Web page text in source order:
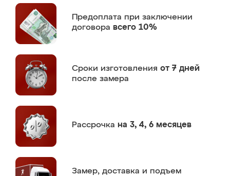
Предоплата при заключении
договора всего 10%
Сроки изготовления от 7 дней
после замера
Рассрочка на 3, 4, 6 месяцев
Замер, доставка и подъем